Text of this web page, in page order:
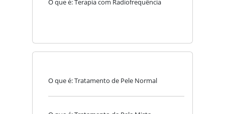
O que é: Tratamento de Pele Normal